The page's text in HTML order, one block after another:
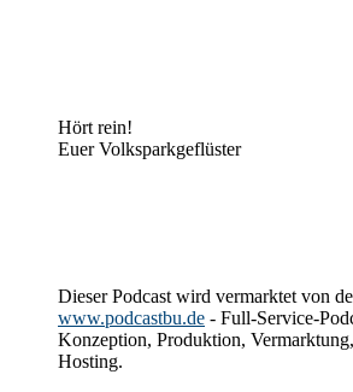
Hört rein!
Euer Volksparkgeflüster
Dieser Podcast wird vermarktet von
www.podcastbu.de - Full-Service-
Konzeption, Produktion,
Hosting.